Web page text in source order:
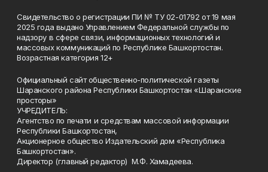
Свидетельство о регистрации ПИ № ТУ 02-01792 от 19 мая
2025 года выдано Управлением Федеральной службы по
надзору в сфере связи, информационных технологий и
массовых коммуникаций по Республике Башкортостан.
Возрастная категория 12+
Официальный сайт общественно-политической газеты
Шаранского района Республики Башкортостан «Шаранские
просторы»
УЧРЕДИТЕЛЬ:
Агентство по печати и средствам массовой информации
Республики Башкортостан,
Акционерное общество Издательский дом «Республика
Башкортостан».
Директор (главный редактор) М.Ф. Хамадеева.